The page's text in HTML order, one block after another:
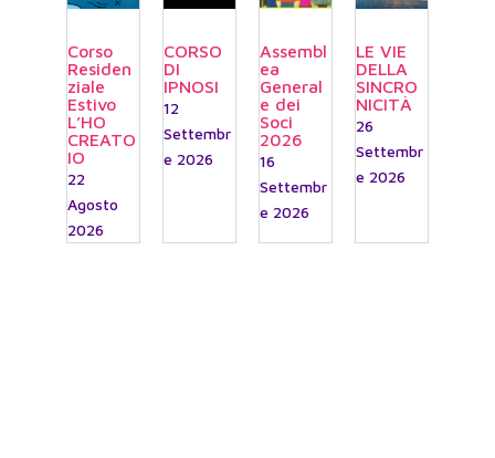
Corso
Residen
ziale
Estivo
L’HO
CREATO
IO
22
Agosto
2026
CORSO
DI
IPNOSI
12
Settembr
e 2026
Assembl
ea
General
e dei
Soci
2026
16
Settembr
e 2026
LE VIE
DELLA
SINCRO
NICITÀ
26
Settembr
e 2026